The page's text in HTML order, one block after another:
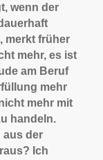
wenn der
merkt früher
mehr, es ist
am Beruf
mehr
mehr mit
handeln.
aus der
Ich